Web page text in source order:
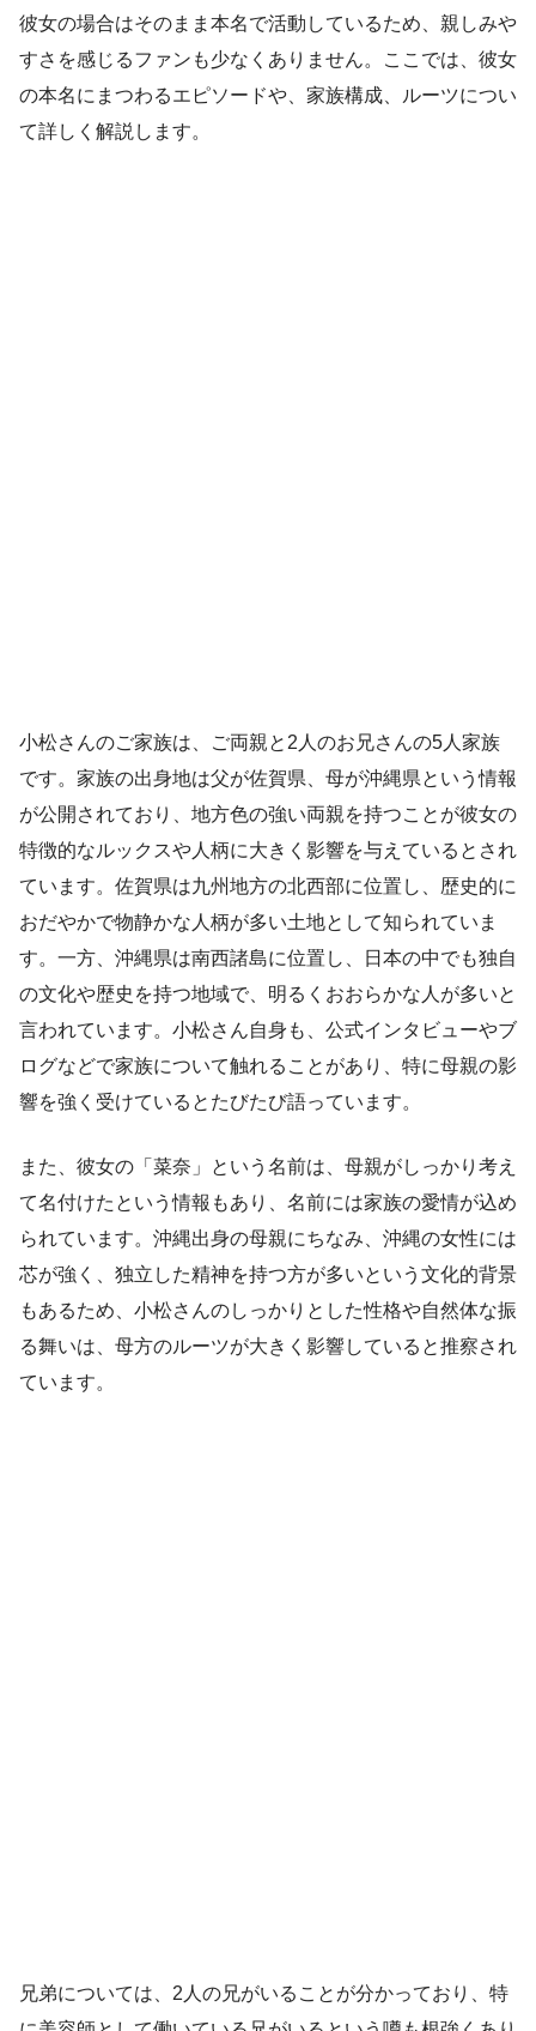
彼女の場合はそのまま本名で活動しているため、親しみや
すさを感じるファンも少なくありません。ここでは、彼女
の本名にまつわるエピソードや、家族構成、ルーツについ
て詳しく解説します。
小松さんのご家族は、ご両親と2人のお兄さんの5人家族
です。家族の出身地は父が佐賀県、母が沖縄県という情報
が公開されており、地方色の強い両親を持つことが彼女の
特徴的なルックスや人柄に大きく影響を与えているとされ
ています。佐賀県は九州地方の北西部に位置し、歴史的に
おだやかで物静かな人柄が多い土地として知られていま
す。一方、沖縄県は南西諸島に位置し、日本の中でも独自
の文化や歴史を持つ地域で、明るくおおらかな人が多いと
言われています。小松さん自身も、公式インタビューやブ
ログなどで家族について触れることがあり、特に母親の影
響を強く受けているとたびたび語っています。
また、彼女の「菜奈」という名前は、母親がしっかり考え
て名付けたという情報もあり、名前には家族の愛情が込め
られています。沖縄出身の母親にちなみ、沖縄の女性には
芯が強く、独立した精神を持つ方が多いという文化的背景
もあるため、小松さんのしっかりとした性格や自然体な振
る舞いは、母方のルーツが大きく影響していると推察され
ています。
兄弟については、2人の兄がいることが分かっており、特